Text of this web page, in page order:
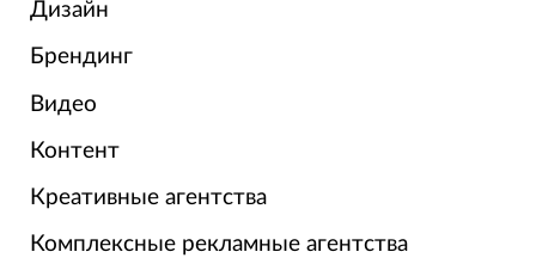
Дизайн
Брендинг
Видео
Контент
Креативные агентства
Комплексные рекламные агентства